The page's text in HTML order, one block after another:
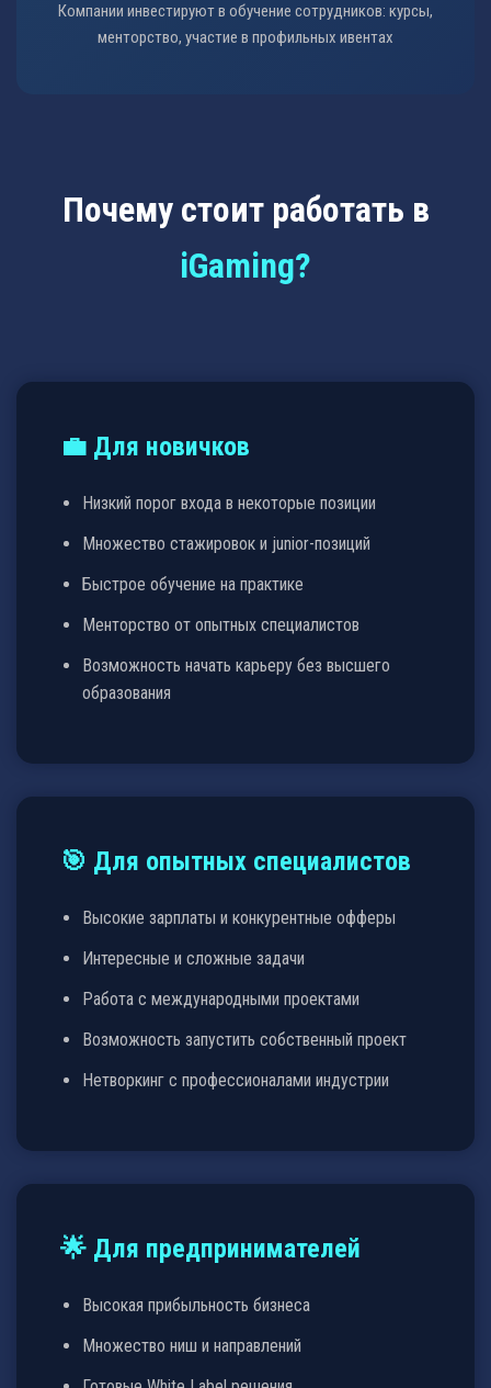
Компании инвестируют в обучение сотрудников: курсы,
менторство, участие в профильных ивентах
Почему стоит работать в
iGaming?
💼 Для новичков
Низкий порог входа в некоторые позиции
Множество стажировок и junior-позиций
Быстрое обучение на практике
Менторство от опытных специалистов
Возможность начать карьеру без высшего
образования
🎯 Для опытных специалистов
Высокие зарплаты и конкурентные офферы
Интересные и сложные задачи
Работа с международными проектами
Возможность запустить собственный проект
Нетворкинг с профессионалами индустрии
🌟 Для предпринимателей
Высокая прибыльность бизнеса
Множество ниш и направлений